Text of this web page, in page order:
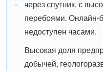
через спутник, с
перебоями. Онлайн-
недоступен часами.
Высокая доля
добычей,